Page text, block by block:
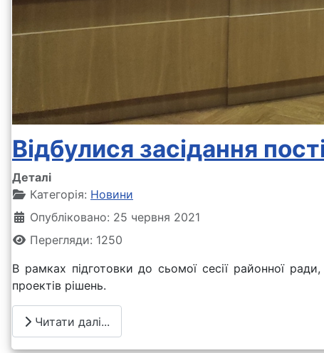
Відбулися засідання
Деталі
Категорія: Новини
Опубліковано: 25 червня 2021
Перегляди: 1250
В рамках підготовки до сьомої сесії районної
проектів рішень.
Читати далі...